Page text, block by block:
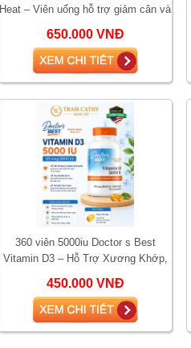
Heat – Viên uống hỗ trợ giảm cân và
650.000 VNĐ
360 viên 5000iu Doctor s Best
Vitamin D3 – Hỗ Trợ Xương Khớp,
450.000 VNĐ